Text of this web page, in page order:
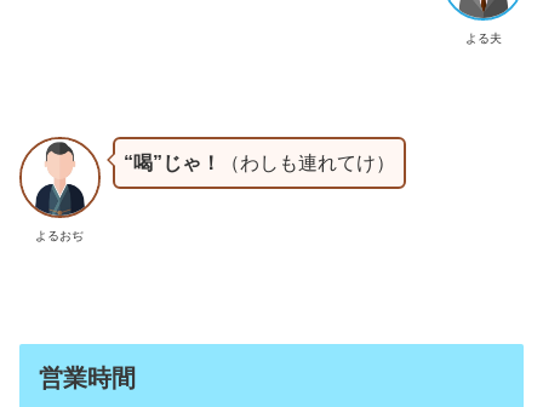
よる夫
よるおぢ
“喝”じゃ！ （わしも連れてけ）
営業時間